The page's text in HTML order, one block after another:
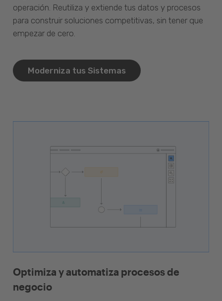
operación. Reutiliza y extiende tus datos y procesos
para construir soluciones competitivas, sin tener que
empezar de cero.
Moderniza tus Sistemas
Optimiza y automatiza procesos de
negocio